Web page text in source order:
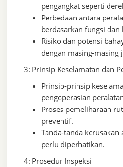
pengangkat seperti
Perbedaan antara
berdasarkan fungsi dan
Risiko dan potensi
dengan masing-masing
3: Prinsip Keselamatan dan
Prinsip-prinsip
pengoperasian
Proses pemeliharaan
preventif.
Tanda-tanda kerusakan
perlu diperhatikan.
4: Prosedur Inspeksi